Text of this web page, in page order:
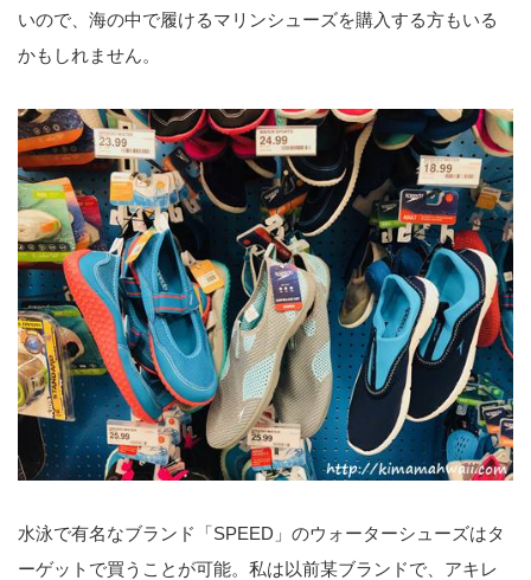
いので、海の中で履けるマリンシューズを購入する方もいる
かもしれません。
水泳で有名なブランド「SPEED」のウォーターシューズはタ
ーゲットで買うことが可能。私は以前某ブランドで、アキレ